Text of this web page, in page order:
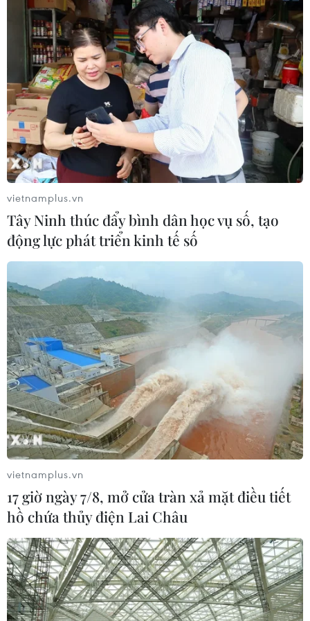
tự nhiên đã dệt nên những tác phẩm chứa đựng cả thế
giới quan và tín ngưỡng tâm linh của cộng đồng.
vietnamplus.vn
Tây Ninh thúc đẩy bình dân học vụ số, tạo
động lực phát triển kinh tế số
vietnamplus.vn
17 giờ ngày 7/8, mở cửa tràn xả mặt điều tiết
hồ chứa thủy điện Lai Châu